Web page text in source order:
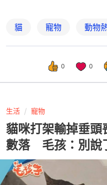
貓 寵物 動物
0 0
生活 寵物
貓咪打架輸掉垂
數落 毛孩：別說